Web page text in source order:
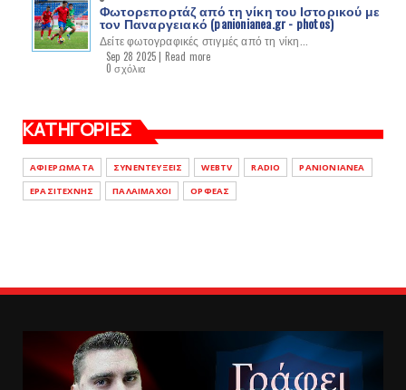
Φωτορεπορτάζ από τη νίκη του Ιστορικού με
τον Παναργειακό (panionianea.gr - photos)
Δείτε φωτογραφικές στιγμές από τη νίκη...
Sep 28 2025 | Read more
0 σχόλια
ΚΑΤΗΓΟΡΙΕΣ
ΑΦΙΕΡΩΜΑΤΑ ΣΥΝΕΝΤΕΥΞΕΙΣ WEBTV RADIO
PANIONIANEA
ΕΡΑΣΙΤΕΧΝΗΣ
ΠΑΛΑΙΜΑΧΟΙ ΟΡΦΕΑΣ